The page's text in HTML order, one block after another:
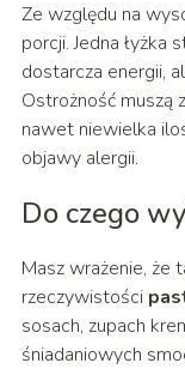
Ze względu na
porcji. Jedna
dostarcza energii,
Ostrożność muszą
nawet niewielka
objawy alergii.
Do czego
Masz wrażenie, że
rzeczywistości
sosach, zupach
śniadaniowych